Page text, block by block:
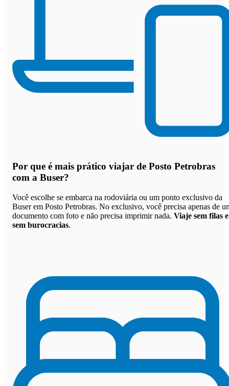
Por que é mais prático viajar de Posto Petrobras
com a Buser?
Você escolhe se embarca na rodoviária ou um ponto exclusivo da
Buser em Posto Petrobras. No exclusivo, você precisa apenas de
documento com foto e não precisa imprimir nada. Viaje sem filas e
sem burocracias.